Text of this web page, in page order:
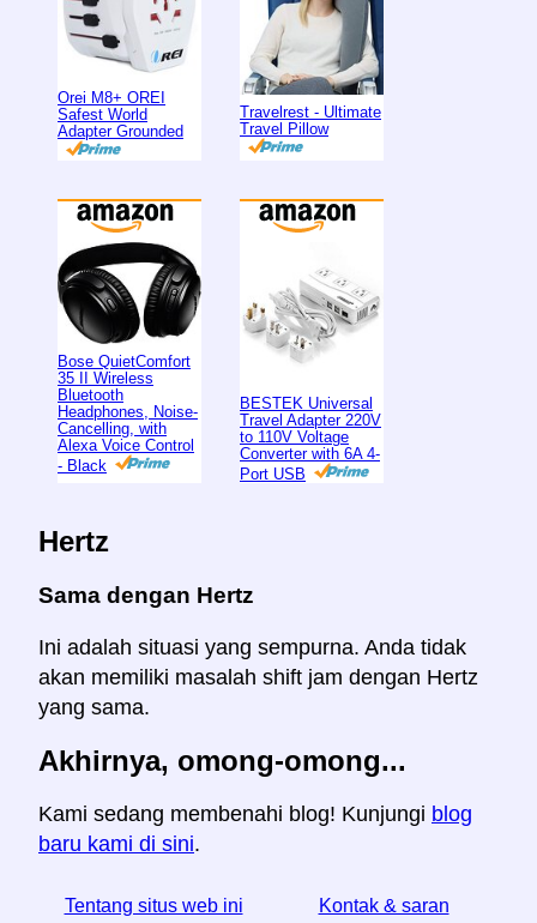
Orei M8+ OREI
Safest World
Adapter Grounded
Travelrest - Ultimate
Travel Pillow
Bose QuietComfort
35 II Wireless
Bluetooth
Headphones, Noise-
Cancelling, with
Alexa Voice Control
- Black
BESTEK Universal
Travel Adapter 220V
to 110V Voltage
Converter with 6A 4-
Port USB
Hertz
Sama dengan Hertz
Ini adalah situasi yang sempurna. Anda tidak
akan memiliki masalah shift jam dengan Hertz
yang sama.
Akhirnya, omong-omong...
Kami sedang membenahi blog! Kunjungi blog
baru kami di sini.
Tentang situs web ini Kontak & saran